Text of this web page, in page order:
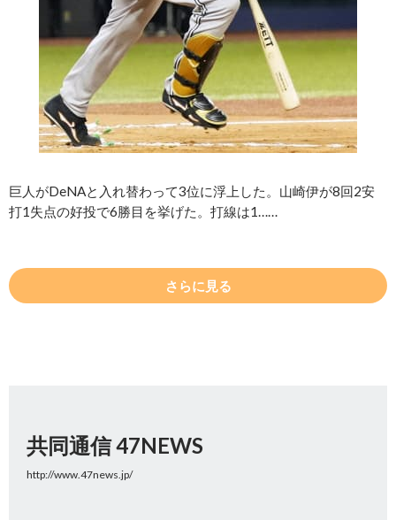
巨人がDeNAと入れ替わって3位に浮上した。山崎伊が8回2安
打1失点の好投で6勝目を挙げた。打線は1……
さらに見る
共同通信 47NEWS
http://www.47news.jp/